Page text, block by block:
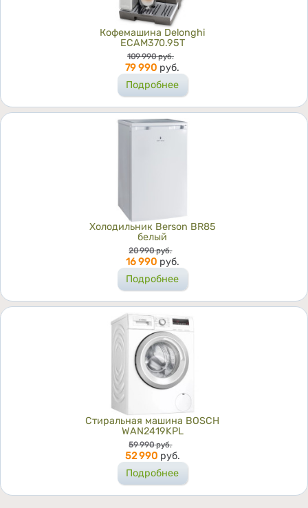
Кофемашина Delonghi
ECAM370.95T
Цена
109 990 руб.
79 990 руб.
Подробнее
Холодильник Berson BR85
белый
Цена
20 990 руб.
16 990 руб.
Подробнее
Стиральная машина BOSCH
WAN2419KPL
Цена
59 990 руб.
52 990 руб.
Подробнее